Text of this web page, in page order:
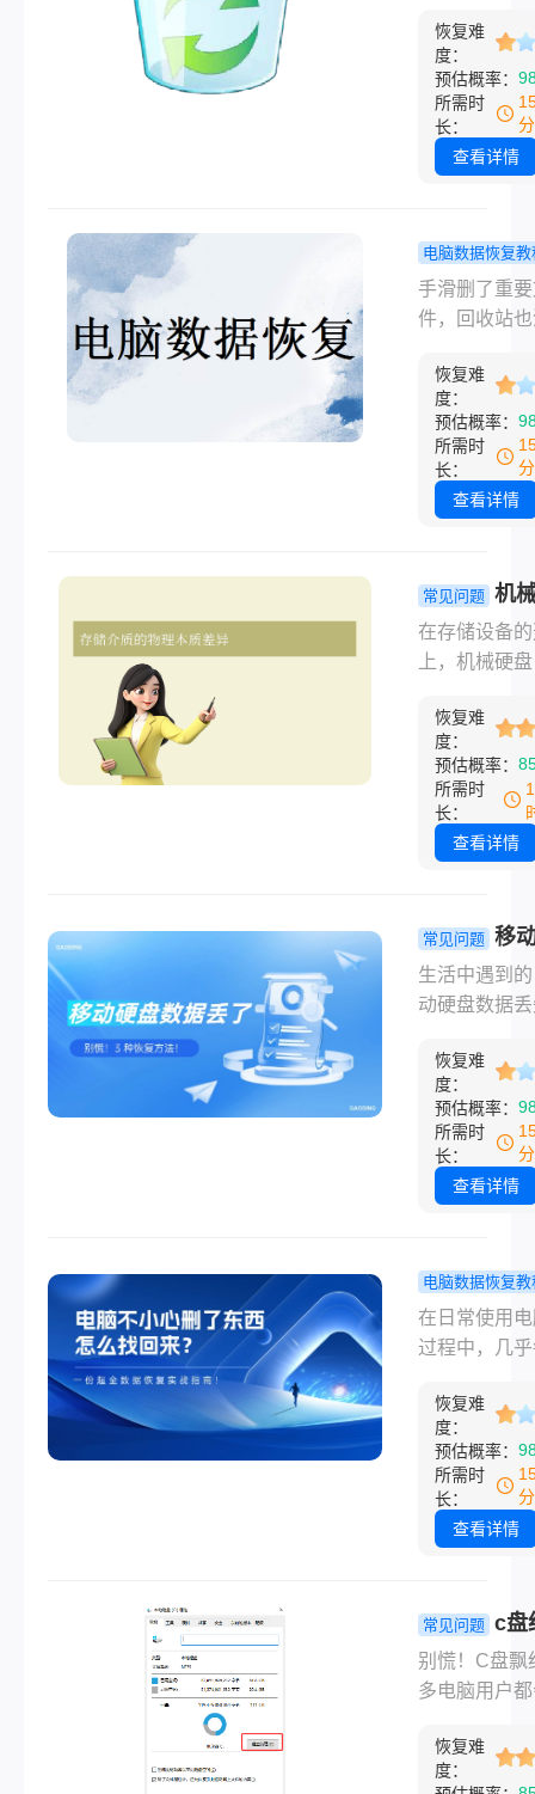
事儿，电脑
文件怎么恢
白了就分几
况，每种都
的办法。
对，乱操作
弄越糟。本
从易到难、
到付费的顺
几种办法，
收站清空、
崩溃等常见
办法！
文件，并习
清空回收站
磁盘空间。
有时我们可
为一时的疏
空了回收站
这些文件被
除。面对这
况，很多人
感到焦虑和
但其实，只
正确的措施
仍然有可能
些误删的文
恢复难
度：
预估概率：
所需时
长：
查看详情
电脑数据恢复教
脑上的资料
除后怎样才
个办法，真
救回来！
手滑删了重
件，回收站
是空白的。
遇到电脑上
被删除后怎
找回来这个
第一反应就
通操作，结
没找回来，
原来能恢复
给覆盖了。
这篇文章我
简单到复杂
费到付费的
把我实际试
实有效的方
个讲清楚。
都能找到适
的方案。
恢复难
度：
预估概率：
所需时
长：
查看详情
常见问题 机
和固态硬盘
好？2025
南！
在存储设备
上，机械硬盘
盘（SSD）
从未停止。
“SSD全面碾
HDD”，也有
“HDD性价比
呢？本文从
价格、寿命
等维度深度
助您找到最
方案。
恢复难
度：
预估概率：
所需时
长：
查看详情
常见问题 移
数据丢了？
慌！3 种恢
生活中遇到
动硬盘数据
—— 可能是
按了
把重要工作
了，也可能
文件时手滑
收站已经清
有更糟的，
动硬盘突然提
要格式化才
用”，一点击
化，里面存
的照片、视
了
恢复难
度：
预估概率：
所需时
长：
查看详情
电脑数据恢复教
脑不小心删
西怎么找回
复实战指南
在日常使用
过程中，几
惊魂一刻：
滑，误将重
拖进了回收
空；或是按
键彻底删除
重装后才想
文件夹尚未
那种瞬间袭
虑与无助感
很多人都深
会。
恢复难
度：
预估概率：
所需时
长：
查看详情
常见问题 c盘
怎么清理c
间？这些方
别慌！C盘飘
多电脑用户
不仅会导致
行缓慢、程
恢复难
度：